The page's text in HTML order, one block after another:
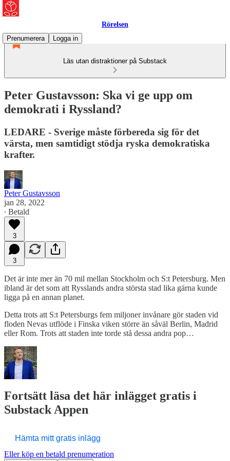
Rörelsen
Prenumerera
Logga in
Läs utan distraktioner på Substack
Peter Gustavsson: Ska vi ge upp om
demokrati i Ryssland?
LEDARE - Sverige måste förbereda sig för det
värsta, men samtidigt stödja ryska demokratiska
krafter.
Peter Gustavsson
jan 28, 2022
∙ Betald
3
3
Det är inte mer än 70 mil mellan Stockholm och S:t Petersburg. Men
ibland är det som att Rysslands andra största stad lika gärna kunde
ligga på en annan planet.
Detta trots att S:t Petersburgs fem miljoner invånare gör staden vid
floden Nevas utflöde i Finska viken större än såväl Berlin, Madrid
eller Rom. Trots att staden inte torde stå dessa andra pop…
Fortsätt läsa det här inlägget gratis i
Substack Appen
Hämta mitt gratis inlägg
Eller köp en betald prenumeration